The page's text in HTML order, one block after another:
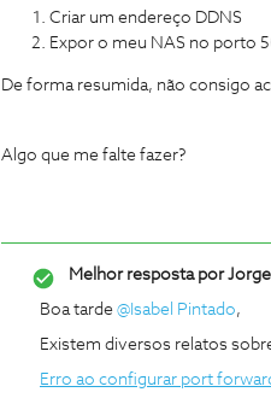
Criar um endereço DDNS
Expor o meu NAS no porto
De forma resumida, não consigo
Algo que me falte fazer?
Melhor resposta por
Boa tarde ​ @Isabel Pintado,
Existem diversos relatos
Erro ao configurar port